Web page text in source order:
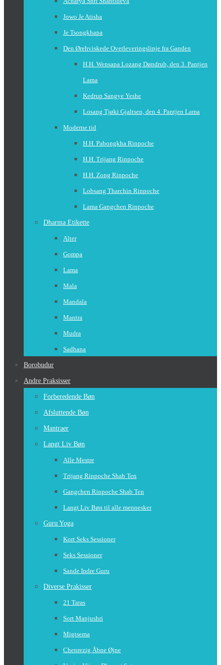
Jowo Je Atisha
Je Tsongkhapa
Den Ørehviskede Overleveringslinje fra Ganden
H.H. Wensapa Lozang Døndrub, den 3. Pantjen
Lama
Kedrup Sangye Yeshe
Losang Tjøki Gjaltsen, den 4. Pantjen Lama
Moderne tid
H.H. Pabongkha Rinpoche
H.H. Trijang Rinpoche
H.H. Zong Rinpoche
Lobsang Tharchin Rinpoche
Lama Gangchen Rinpoche
Dharma Etikette
Alter
Gompa
Lama
Mala
Mandala
Mantra
Mudra
Sadhana
Borobudur
Andre Praksisser
Forberedende Bøn
Afsluttende Bøn
Mantraer
Langt Liv Bøn
Alle Mestre
Trijang Rinpoche Shab Ten
Gangchen Rinpoche Shab Ten
Langt Liv Bøn til alle mennesker
Guru Yoga
Kort Seks Sessioner
Seks Sessioner
Sande Indre Guru
Diverse Prakisser
21 Taras
Sort Manjushri
Migtsema
Chenrezig Åbne Øjne